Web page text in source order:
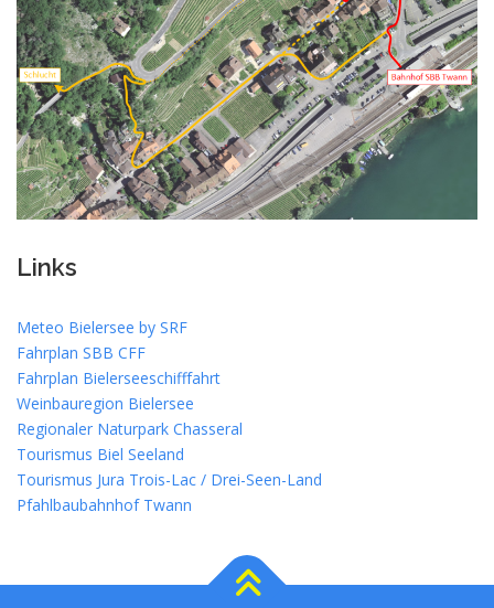
Links
Meteo Bielersee by SRF
Fahrplan SBB CFF
Fahrplan Bielerseeschifffahrt
Weinbauregion Bielersee
Regionaler Naturpark Chasseral
Tourismus Biel Seeland
Tourismus Jura Trois-Lac / Drei-Seen-Land
Pfahlbaubahnhof Twann